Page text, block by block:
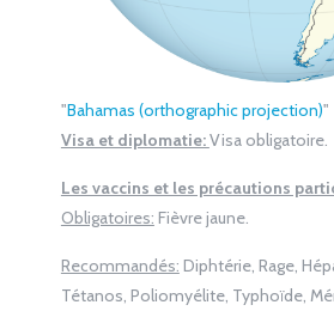
"Bahamas (orthographic projection)"
Visa et diplomatie:Visa obligatoire.
Les vaccins et les précautions
Obligatoires: Fièvre jaune.
Recommandés: Diphtérie, Rage,
Tétanos, Poliomyélite, Typhoïde,